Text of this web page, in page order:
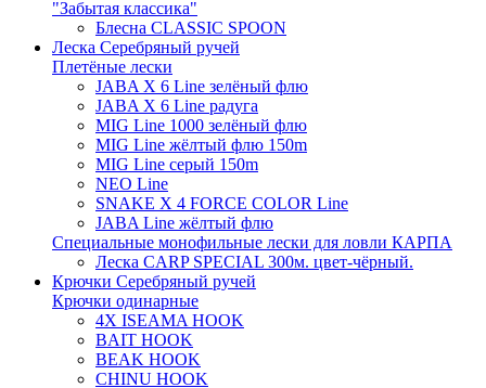
"Забытая классика"
Блесна CLASSIC SPOON
Леска Серебряный ручей
Плетёные лески
JABA X 6 Line зелёный флю
JABA X 6 Line радуга
MIG Line 1000 зелёный флю
MIG Line жёлтый флю 150m
MIG Line серый 150m
NEO Line
SNAKE X 4 FORCE COLOR Line
JABA Line жёлтый флю
Специальные монофильные лески для ловли КАРПА
Леска CARP SPECIAL 300м. цвет-чёрный.
Крючки Серебряный ручей
Крючки одинарные
4X ISEAMA HOOK
BAIT HOOK
BEAK HOOK
CHINU HOOK